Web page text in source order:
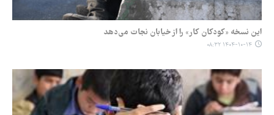
این نسخه «کودکان کار» را از خیابان نجات می‌دهد
۱۴۰۴-۱۰-۱۴ ۰۸:۳۲